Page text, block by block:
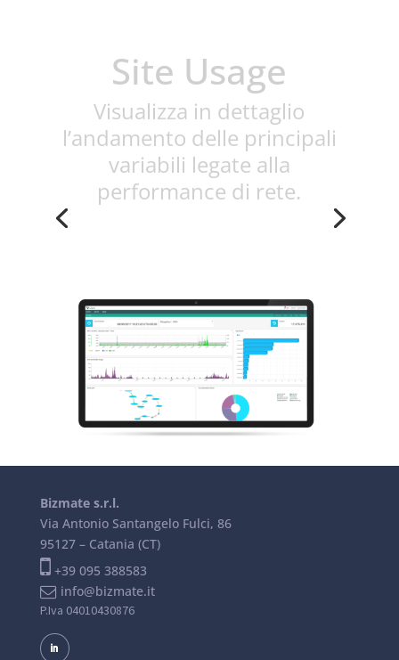
Site Usage
Visualizza in dettaglio
l’andamento delle principali
variabili legate alla
performance di rete.
Bizmate s.r.l.
Via Antonio Santangelo Fulci, 86
95127 – Catania (CT)
+39 095 388583
info@bizmate.it
P.Iva 04010430876